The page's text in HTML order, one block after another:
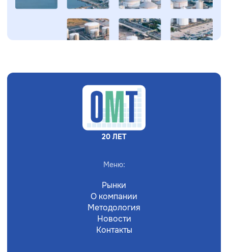
20 ЛЕТ
Меню:
Рынки
О компании
Методология
Новости
Контакты